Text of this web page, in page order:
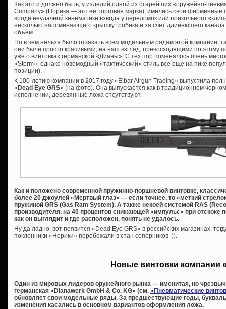
Как это и должно быть, у изделий одной из старейших «оружейно-
Company» (Норика — это ее торговая марка), имелись свои фирменные
вроде неудачной кинематики взвода у переломок или прикольного
несколько напоминающего крышку гробика и за счет длиннющего
объем.
Но в чем нельзя было отказать всем модельным рядам этой компании,
они были просто красивыми, на наш взгляд, превосходящими по этому
уже о винтовках германской «Дианы». С тех пор поменялось очень
«Storm», однако новомодный «тактический» стиль все еще на пике
позиции).
К 100-летию компании в 2017 году «Eibar Airgun Trading» выпустила
« Dead Eye GRS» (на фото). Она выпускается как в традиционном
исполнении, деревянные ложа отсутствуют.
Как и положено современной пружинно-поршневой винтовке,
более 20 джоулей «Мертвый глаз» — если точнее, то «меткий
пружиной GRS (Gas Ram System). А также некоей системой RAS
производителя, на 40 процентов снижающей «импульс» при
как он выглядит и где расположен, понять не удалось.
Ну да ладно, вот появится «Dead Eye GRS» в российских магазинах,
поклонники «Норики» перебежали в стан соперников :)).
Новые винтовки компании
Один из мировых лидеров оружейного рынка — именитая, но
германская «Dianawerk GmbH & Co. KG» (см. «Пневматические
обновляет свои модельные ряды. За предшествующие годы,
изменения касались в основном вариантов оформления ложа.